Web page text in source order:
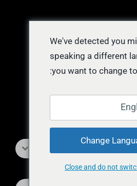
We've detected you
speaking a different
you want to change to:
Change
Close and do not